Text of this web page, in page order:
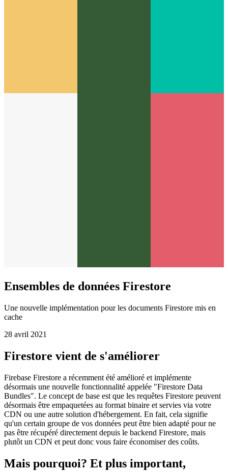
Ensembles de données Firestore
Une nouvelle implémentation pour les documents Firestore mis en
28 avril 2021
Firestore vient de s'améliorer
Firebase Firestore a récemment été amélioré et implémente
désormais une nouvelle fonctionnalité appelée "Firestore Data
Bundles". Le concept de base est que les requêtes Firestore peuvent
désormais être empaquetées au format binaire et servies via votre
CDN ou une autre solution d'hébergement. En fait, cela signifie
qu'un certain groupe de vos données peut être bien adapté pour ne
pas être récupéré directement depuis le backend Firestore, mais
plutôt un CDN et peut donc vous faire économiser des coûts.